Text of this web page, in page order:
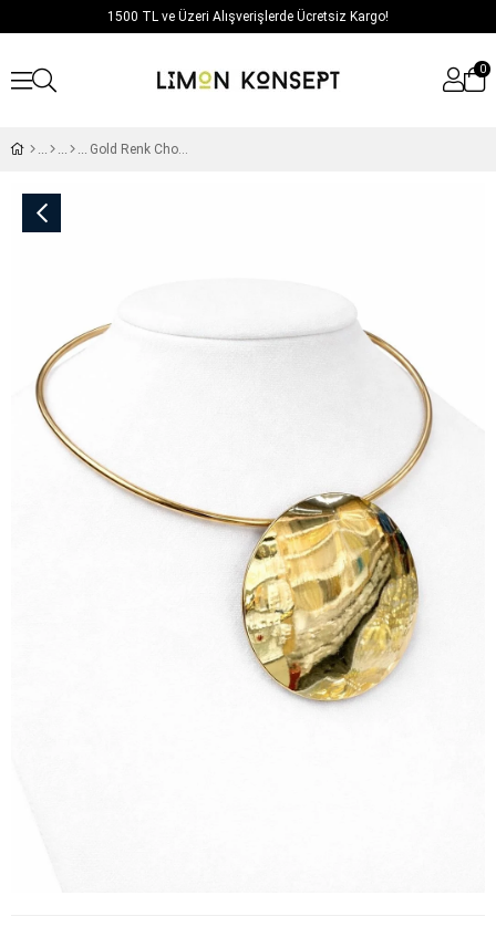
1500 TL ve Üzeri Alışverişlerde Ücretsiz Kargo!
0
Gold Renk Choker Kolye / Model 130